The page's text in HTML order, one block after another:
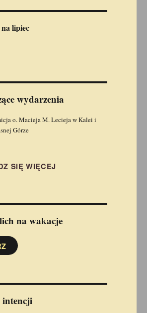
lipiec
wydarzenia
o. Macieja M. Lecieja w Kalei i
Górze
SIĘ WIĘCEJ
na wakacje